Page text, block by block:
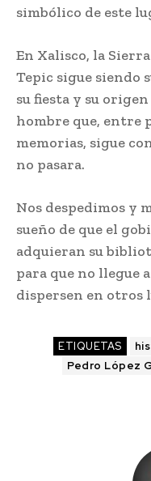
simbólico de este
En Xalisco, la
Tepic sigue siendo
su fiesta y su
hombre que, entre
memorias, sigue
no pasara.
Nos despedimos y
sueño de que el
adquieran su
para que no llegue
dispersen en otros
ETIQUETAS
Pedro López